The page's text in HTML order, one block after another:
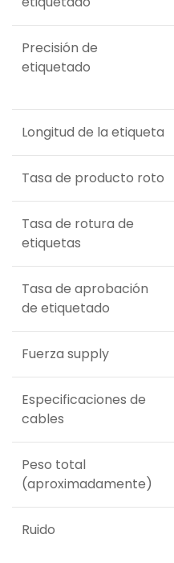
Precisión de
etiquetado
Longitud de la etiqueta
Tasa de producto roto
Tasa de rotura de
etiquetas
Tasa de aprobación
de etiquetado
Fuerza supply
Especificaciones de
cables
Peso total
(aproximadamente)
Ruido